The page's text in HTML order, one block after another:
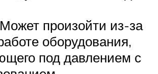
произойти из-за
оборудования,
под давлением с